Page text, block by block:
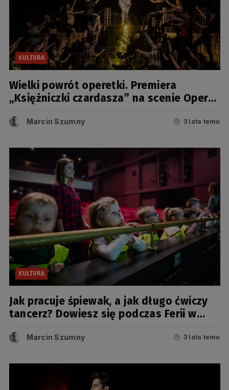
KULTURA
Wielki powrót operetki. Premiera
„Księżniczki czardasza” na scenie Opery
Marcin Szumny 3 lata temu
KULTURA
Jak pracuje śpiewak, a jak długo ćwiczy
tancerz? Dowiesz się podczas Ferii w
Marcin Szumny 3 lata temu